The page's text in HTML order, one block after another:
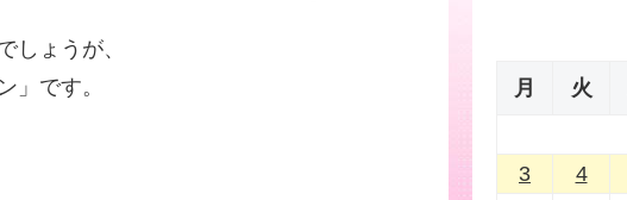
しょうが、
」です。
月
火
3
4